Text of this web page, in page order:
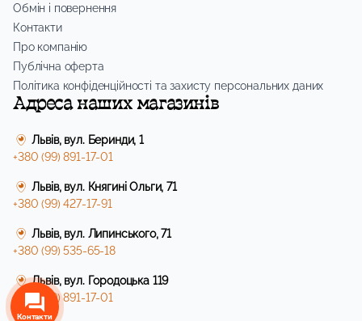
Обмін і повернення
Контакти
Про компанію
Публічна оферта
Політика конфіденційності та захисту персональних даних
Адреса наших магазинів
Львів, вул. Беринди, 1
+380 (99) 891-17-01
Львів, вул. Княгині Ольги, 71
+380 (99) 427-17-91
Львів, вул. Липинського, 71
+380 (99) 535-65-18
Львів, вул. Городоцька 119
+380 (99) 891-17-01
Контакти